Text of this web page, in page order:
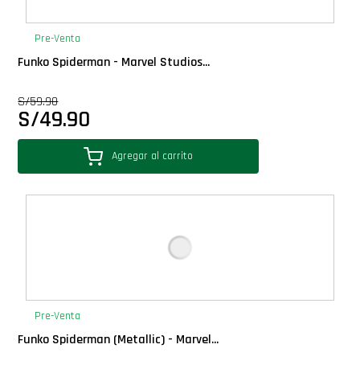
Exclusivos
Gift Cards
Llaveros Pop
Moments
Plush
Pre-Venta
Funko Spiderman - Marvel Studios...
S/59.90
S/49.90
Agregar al carrito
Pre-Venta
Funko Spiderman (Metallic) - Marvel...